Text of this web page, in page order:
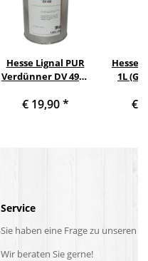
Hesse Lignal PUR
Verdünner DV 4900
€ 19,90*
Hesse
1L
Acryl
€
Service
Sie haben eine Frage zu unseren
Wir beraten Sie gerne!